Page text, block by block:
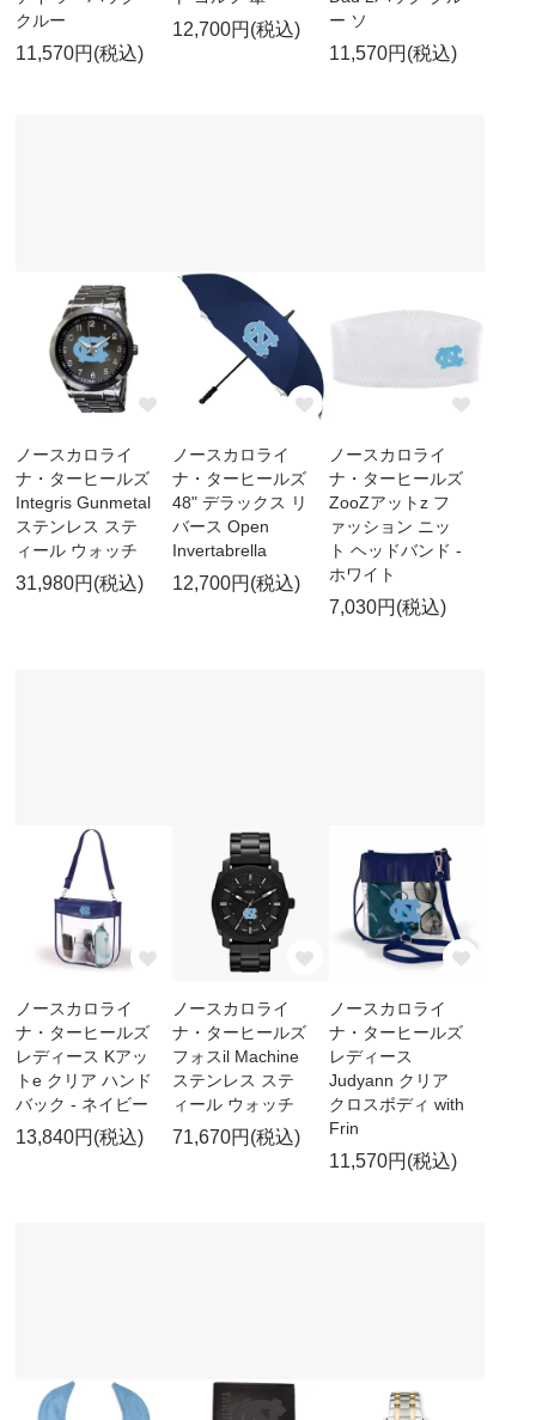
クルー
11,570円(税込)
12,700円(税込)
ー ソ
11,570円(税込)
ノースカロライ
ナ・ターヒールズ
Integris Gunmetal
ステンレス ステ
ィール ウォッチ
31,980円(税込)
ノースカロライ
ナ・ターヒールズ
48" デラックス リ
バース Open
Invertabrella
12,700円(税込)
ノースカロライ
ナ・ターヒールズ
ZooZアットz フ
ァッション ニッ
ト ヘッドバンド -
ホワイト
7,030円(税込)
ノースカロライ
ナ・ターヒールズ
レディース Kアッ
トe クリア ハンド
バック - ネイビー
13,840円(税込)
ノースカロライ
ナ・ターヒールズ
フォスil Machine
ステンレス ステ
ィール ウォッチ
71,670円(税込)
ノースカロライ
ナ・ターヒールズ
レディース
Judyann クリア
クロスボディ with
Frin
11,570円(税込)